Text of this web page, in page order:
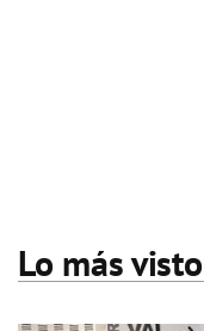
Lo más visto